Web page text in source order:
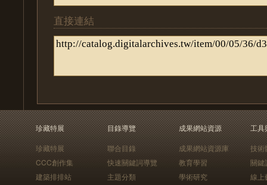
直接連結
珍藏特展
珍藏特展
CCC創作集
建築排排站
目錄導覽
聯合目錄
快速關鍵詞導覽
主題分類
成果網站資源
成果網站資源庫
教育學習
學術研究
工具
技術
關鍵
線上